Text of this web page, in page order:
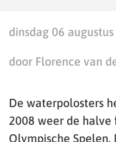
dinsdag 06
door Florence van
De waterpolosters
2008 weer de
Olympische Spelen.